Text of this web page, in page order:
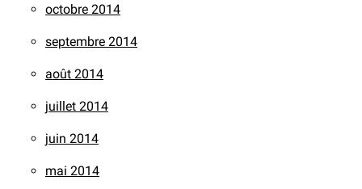
octobre 2014
septembre 2014
août 2014
juillet 2014
juin 2014
mai 2014